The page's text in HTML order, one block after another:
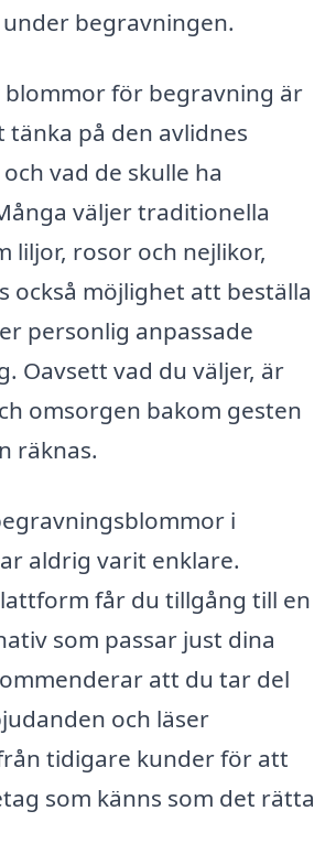
begravningen.
blommor för begravning är
på den avlidnes
vad de skulle ha
väljer traditionella
liljor, rosor och nejlikor,
också möjlighet att beställa
personlig anpassade
Oavsett vad du väljer, är
omsorgen bakom gesten
räknas.
i
aldrig varit enklare.
får du tillgång till en
som passar just dina
att du tar del
och läser
tidigare kunder för att
som känns som det rätta